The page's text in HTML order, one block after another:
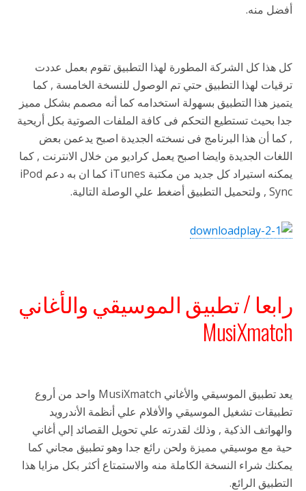
أفضل منه.
كل هذا كل الشركة المطورة لهذا التطبيق تقوم بعمل عددت
ترقيات لهذا التطبيق حتي تم الوصول للنسخة الخامسة , كما
يتميز هذا التطبيق بسهولة استخدامه كما أنه مصمم بشكل مميز
جدا بحيث تستطيع التحكم فى كافة الملفات الصوتية بكل أريحية
, كما أن هذا البرنامج فى نسخته الجديدة اصبح يدعمن بعض
اللغات الجديدة وايضا اصبح يعمل كراديو من خلال الانترنت , كما
يمكنه استيراد كل جديد من مكتبة iTunes كما ان به دعم iPod
Sync , ولتحميل التطبيق أضغط علي الوصلة التالية.
رابعا / تطبيق الموسيقي والأغاني
MusiXmatch
يعد تطبيق الموسيقي والأغاني MusiXmatch واحد من أروع
تطبيقات تشغيل الموسيقي والأفلام علي أنظمة الأندرويد
والهواتف الذكية , وذلك لقدرته علي تحويل القصائد إلي أغاني
حية مع موسيقي مميزة ولحن رائع جدا وهو تطبيق مجاني كما
يمكنك شراء النسخة الكاملة منه والاستمتاع أكثر بكل مزايا هذا
التطبيق الرائع.